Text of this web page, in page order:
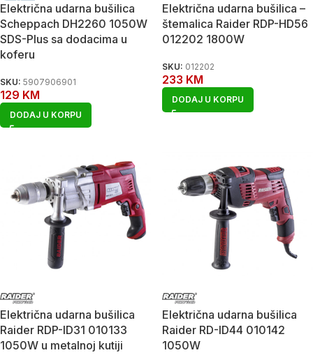
Električna udarna bušilica
Scheppach DH2260 1050W
SDS-Plus sa dodacima u
koferu
SKU: 5907906901
129 KM
DODAJ U KORPU
Električna udarna bušilica –
štemalica Raider RDP-HD56
012202 1800W
SKU: 012202
233 KM
DODAJ U KORPU
Električna udarna bušilica
Raider RDP-ID31 010133
1050W u metalnoj kutiji
Električna udarna bušilica
Raider RD-ID44 010142
1050W